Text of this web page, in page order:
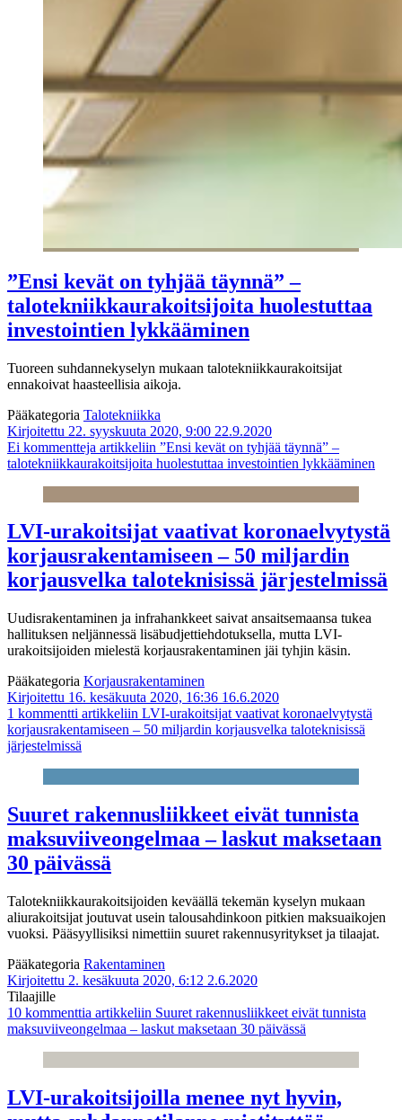
”Ensi kevät on tyhjää täynnä” –
talotekniikkaurakoitsijoita huolestuttaa
investointien lykkääminen
Tuoreen suhdannekyselyn mukaan talotekniikkaurakoitsijat
ennakoivat haasteellisia aikoja.
Pääkategoria Talotekniikka
Kirjoitettu 22. syyskuuta 2020, 9:00 22.9.2020
Ei kommentteja artikkeliin ”Ensi kevät on tyhjää täynnä” –
talotekniikkaurakoitsijoita huolestuttaa investointien lykkääminen
LVI-urakoitsijat vaativat koronaelvytystä
korjausrakentamiseen – 50 miljardin
korjausvelka taloteknisissä järjestelmissä
Uudisrakentaminen ja infrahankkeet saivat ansaitsemaansa tukea
hallituksen neljännessä lisäbudjettiehdotuksella, mutta LVI-
urakoitsijoiden mielestä korjausrakentaminen jäi tyhjin käsin.
Pääkategoria Korjausrakentaminen
Kirjoitettu 16. kesäkuuta 2020, 16:36 16.6.2020
1 kommentti artikkeliin LVI-urakoitsijat vaativat koronaelvytystä
korjausrakentamiseen – 50 miljardin korjausvelka taloteknisissä
järjestelmissä
Suuret rakennusliikkeet eivät tunnista
maksuviiveongelmaa – laskut maksetaan
30 päivässä
Talotekniikkaurakoitsijoiden keväällä tekemän kyselyn mukaan
aliurakoitsijat joutuvat usein talousahdinkoon pitkien maksuaikojen
vuoksi. Pääsyyllisiksi nimettiin suuret rakennusyritykset ja tilaajat.
Pääkategoria Rakentaminen
Kirjoitettu 2. kesäkuuta 2020, 6:12 2.6.2020
Tilaajille
10 kommenttia artikkeliin Suuret rakennusliikkeet eivät tunnista
maksuviiveongelmaa – laskut maksetaan 30 päivässä
LVI-urakoitsijoilla menee nyt hyvin,